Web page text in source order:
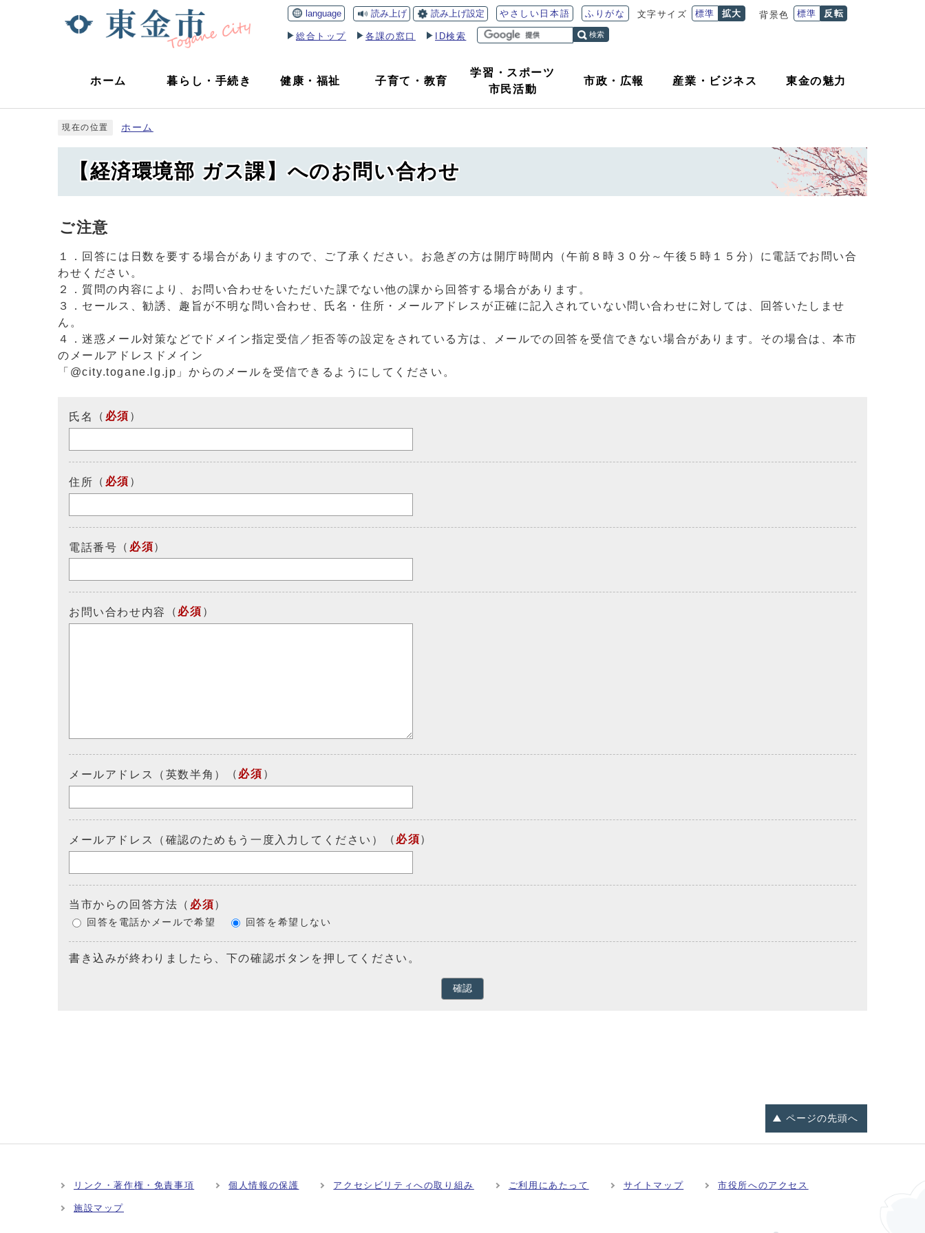
language 読み上げ 読み上げ設定 やさしい日本語 ふりがな 文字サイズ 標準 拡大 背景色 標準 反転
総合トップ 各課の窓口 ID検索 検索
ホーム 暮らし ・ 手続き 健康 ・福祉 子育て ・ 教育
学習・スポーツ
市民活動
市政 ・ 広報 産業 ・ ビジネス 東金の魅力
現在の位置 ホーム
【経済環境部 ガス課】へのお問い合わせ
ご注意
１．回答には日数を要する場合がありますので、ご了承ください。お急ぎの方は開庁時間内（午前８時３０分～午後５時１５分）に電話でお問い合
わせください。
２．質問の内容により、お問い合わせをいただいた課でない他の課から回答する場合があります。
３．セールス、勧誘、趣旨が不明な問い合わせ、氏名・住所・メールアドレスが正確に記入されていない問い合わせに対しては、回答いたしませ
ん。
４．迷惑メール対策などでドメイン指定受信／拒否等の設定をされている方は、メールでの回答を受信できない場合があります。その場合は、本市
のメールアドレスドメイン
「@city.togane.lg.jp」からのメールを受信できるようにしてください。
氏名 （ 必須 ）
住所 （ 必須 ）
電話番号 （ 必須）
お問い合わせ内容 （ 必須 ）
メールアドレス（英数半角） （ 必須 ）
メールアドレス（確認のためもう一度入力してください） （ 必須）
当市からの回答方法 （ 必須）
回答を電話かメールで希望 回答を希望しない
書き込みが終わりましたら、下の確認ボタンを押してください。
確認
ページの先頭へ
リンク・著作権・免責事項 個人情報の保護 アクセシビリティへの取り組み ご利用にあたって サイトマップ 市役所へのアクセス
施設マップ